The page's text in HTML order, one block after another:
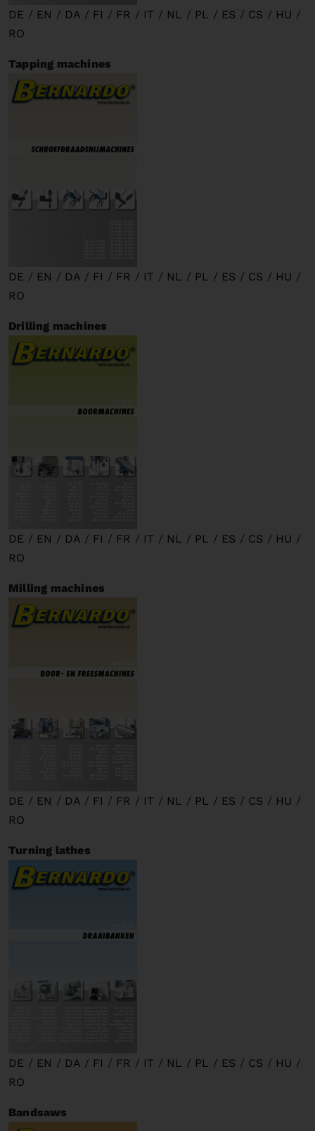
DE / EN / DA / FI / FR / IT / NL / PL / ES / CS / HU /
RO
Tapping machines
DE / EN / DA / FI / FR / IT / NL / PL / ES / CS / HU /
RO
Drilling machines
DE / EN / DA / FI / FR / IT / NL / PL / ES / CS / HU /
RO
Milling machines
DE / EN / DA / FI / FR / IT / NL / PL / ES / CS / HU /
RO
Turning lathes
DE / EN / DA / FI / FR / IT / NL / PL / ES / CS / HU /
RO
Bandsaws